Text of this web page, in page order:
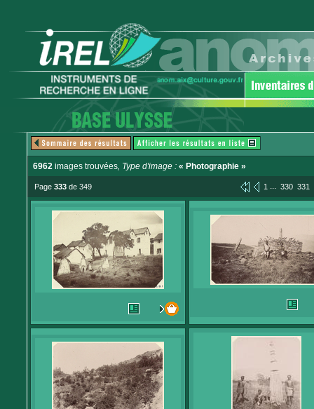
6962 images trouvées, Type d'image : « Photographie »
Page 333 de 349 1 ... 330 331